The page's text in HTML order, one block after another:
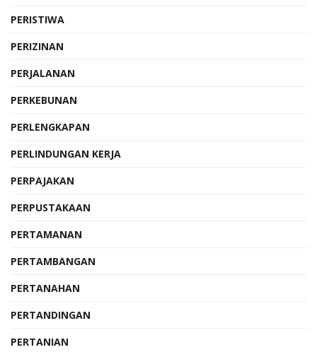
PERISTIWA
PERIZINAN
PERJALANAN
PERKEBUNAN
PERLENGKAPAN
PERLINDUNGAN KERJA
PERPAJAKAN
PERPUSTAKAAN
PERTAMANAN
PERTAMBANGAN
PERTANAHAN
PERTANDINGAN
PERTANIAN